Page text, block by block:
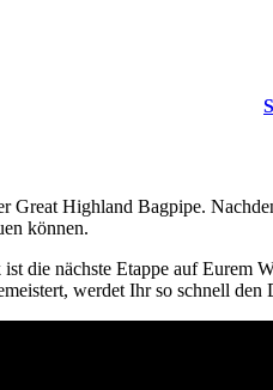
Great Highland Bagpipe.
können.
die nächste Etappe auf
werdet Ihr so schnell